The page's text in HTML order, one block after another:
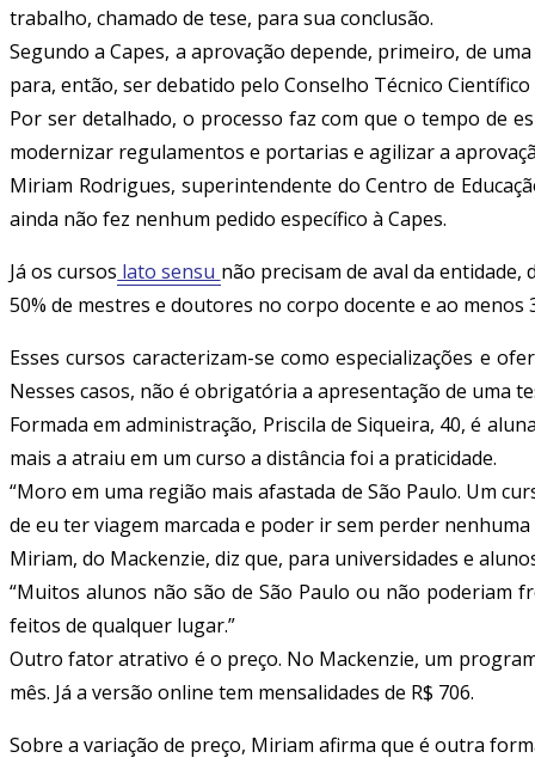
trabalho, chamado de tese, para sua conclusão.
Segundo a Capes, a aprovação depende, primeiro, de
para, então, ser debatido pelo Conselho Técnico
Por ser detalhado, o processo faz com que o tempo de
modernizar regulamentos e portarias e agilizar a
Miriam Rodrigues, superintendente do Centro de
ainda não fez nenhum pedido específico à Capes.
Já os cursos lato sensu não precisam de aval da
50% de mestres e doutores no corpo docente e ao menos
Esses cursos caracterizam-se como especializações e
Nesses casos, não é obrigatória a apresentação de uma
Formada em administração, Priscila de Siqueira, 40, é
mais a atraiu em um curso a distância foi a praticidade.
“Moro em uma região mais afastada de São Paulo. Um
de eu ter viagem marcada e poder ir sem perder
Miriam, do Mackenzie, diz que, para universidades e
“Muitos alunos não são de São Paulo ou não poderiam
feitos de qualquer lugar.”
Outro fator atrativo é o preço. No Mackenzie, um
mês. Já a versão online tem mensalidades de R$ 706.
Sobre a variação de preço, Miriam afirma que é outra